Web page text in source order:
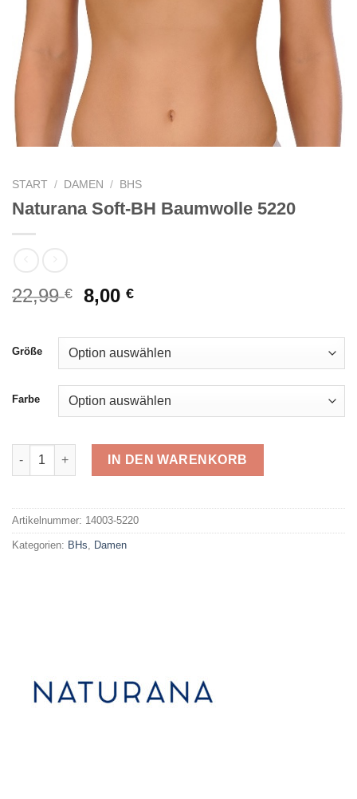
START / DAMEN / BHS
Naturana Soft-BH Baumwolle 5220
22,99€
Ursprünglicher
war:
22,99 €
8,00€Aktueller
ist:
8,00 €.
Größe
Farbe
Naturana Soft-BH Baumwolle 5220 Menge
IN DEN WARENKORB
Artikelnummer: 14003-5220
Kategorien: BHs, Damen